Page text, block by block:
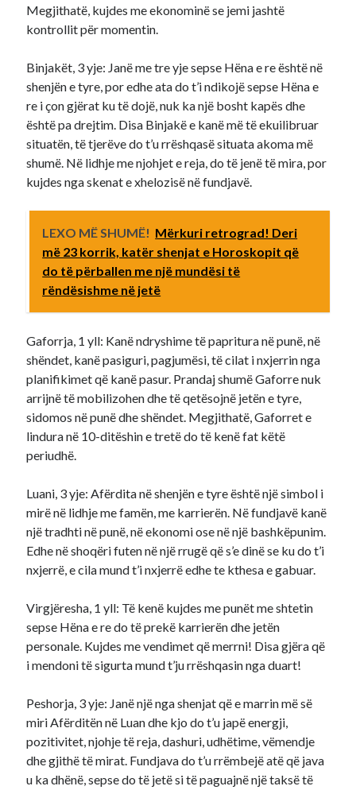
Megjithatë, kujdes me ekonominë se jemi jashtë
kontrollit për momentin.
Binjakët, 3 yje: Janë me tre yje sepse Hëna e re është në
shenjën e tyre, por edhe ata do t’i ndikojë sepse Hëna e
re i çon gjërat ku të dojë, nuk ka një bosht kapës dhe
është pa drejtim. Disa Binjakë e kanë më të ekuilibruar
situatën, të tjerëve do t’u rrëshqasë situata akoma më
shumë. Në lidhje me njohjet e reja, do të jenë të mira, por
kujdes nga skenat e xhelozisë në fundjavë.
LEXO MË SHUMË! Mërkuri retrograd! Deri
më 23 korrik, katër shenjat e Horoskopit që
do të përballen me një mundësi të
rëndësishme në jetë
Gaforrja, 1 yll: Kanë ndryshime të papritura në punë, në
shëndet, kanë pasiguri, pagjumësi, të cilat i nxjerrin nga
planifikimet që kanë pasur. Prandaj shumë Gaforre nuk
arrijnë të mobilizohen dhe të qetësojnë jetën e tyre,
sidomos në punë dhe shëndet. Megjithatë, Gaforret e
lindura në 10-ditëshin e tretë do të kenë fat këtë
periudhë.
Luani, 3 yje: Afërdita në shenjën e tyre është një simbol i
mirë në lidhje me famën, me karrierën. Në fundjavë kanë
një tradhti në punë, në ekonomi ose në një bashkëpunim.
Edhe në shoqëri futen në një rrugë që s’e dinë se ku do t’i
nxjerrë, e cila mund t’i nxjerrë edhe te kthesa e gabuar.
Virgjëresha, 1 yll: Të kenë kujdes me punët me shtetin
sepse Hëna e re do të prekë karrierën dhe jetën
personale. Kujdes me vendimet që merrni! Disa gjëra që
i mendoni të sigurta mund t’ju rrëshqasin nga duart!
Peshorja, 3 yje: Janë një nga shenjat që e marrin më së
miri Afërditën në Luan dhe kjo do t’u japë energji,
pozitivitet, njohje të reja, dashuri, udhëtime, vëmendje
dhe gjithë të mirat. Fundjava do t’u rrëmbejë atë që java
u ka dhënë, sepse do të jetë si të paguajnë një taksë të